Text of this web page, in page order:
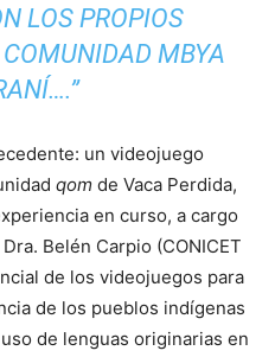
LOS PROPIOS
MBYA
un videojuego
qom de Vaca Perdida,
en curso, a cargo
Belén Carpio (CONICET
de los videojuegos para
de los pueblos indígenas
de lenguas originarias en